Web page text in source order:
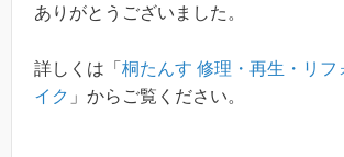
ありがとうございました。
詳しくは「 桐たんす 修理・再生・リフ
イク 」からご覧ください。